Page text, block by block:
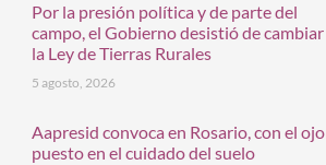
Por la presión política y de parte del
campo, el Gobierno desistió de cambiar
la Ley de Tierras Rurales
5 agosto, 2026
Aapresid convoca en Rosario, con el ojo
puesto en el cuidado del suelo